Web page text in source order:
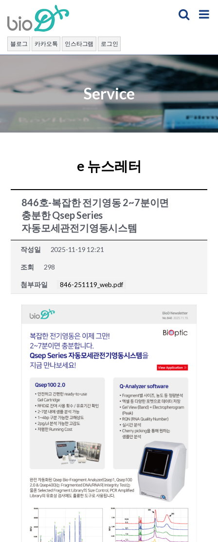
content
블로그 카카오톡 인스타그램 로그인
Service
e 뉴스레터
846호-복잡한 전기영동 2~7분이면
충분한 Qsep Series
자동모세관전기영동시스템
작성일 2025-11-19 12:21
조회 298
첨부파일 846-251119_web.pdf